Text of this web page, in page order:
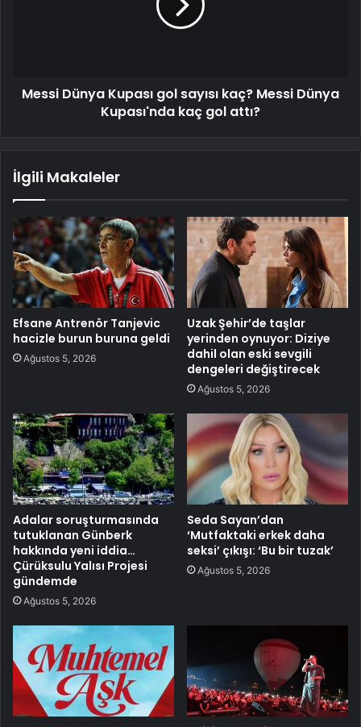
Messi Dünya Kupası gol sayısı kaç? Messi Dünya
Kupası'nda kaç gol attı?
İlgili Makaleler
Efsane Antrenör Tanjevic
hacizle burun buruna geldi
Ağustos 5, 2026
Uzak Şehir’de taşlar
yerinden oynuyor: Diziye
dahil olan eski sevgili
dengeleri değiştirecek
Ağustos 5, 2026
Adalar soruşturmasında
tutuklanan Günberk
hakkında yeni iddia…
Çürüksulu Yalısı Projesi
gündemde
Ağustos 5, 2026
Seda Sayan’dan
‘Mutfaktaki erkek daha
seksi’ çıkışı: ‘Bu bir tuzak’
Ağustos 5, 2026